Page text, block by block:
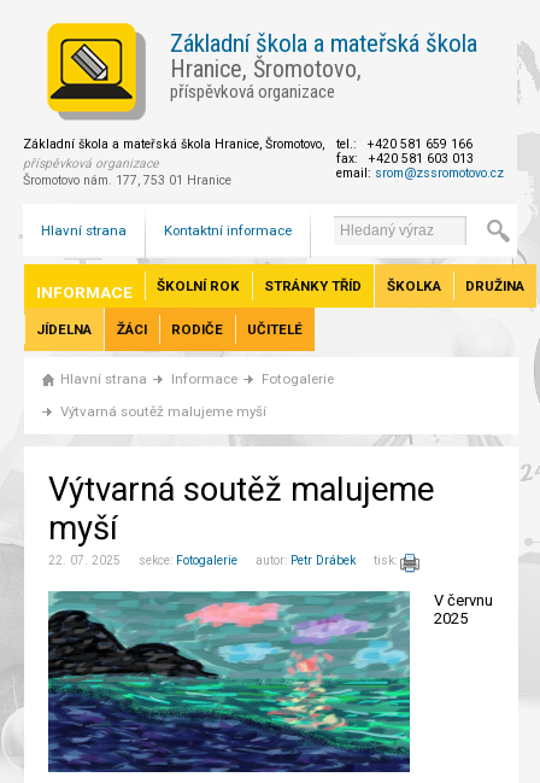
Základní škola a mateřská škola
Hranice, Šromotovo,
příspěvková organizace
Základní škola a mateřská škola Hranice, Šromotovo,
příspěvková organizace
Šromotovo nám. 177, 753 01 Hranice
tel.: +420 581 659 166
fax: +420 581 603 013
email: srom@zssromotovo.cz
Hlavní strana Kontaktní informace
INFORMACE ŠKOLNÍ ROK STRÁNKY TŘÍD ŠKOLKA DRUŽINA
JÍDELNA ŽÁCI RODIČE UČITELÉ
Hlavní strana Informace
Fotogalerie
Výtvarná soutěž malujeme myší
Výtvarná soutěž malujeme
myší
22. 07. 2025 sekce: Fotogalerie autor: Petr Drábek tisk:
V červnu
2025